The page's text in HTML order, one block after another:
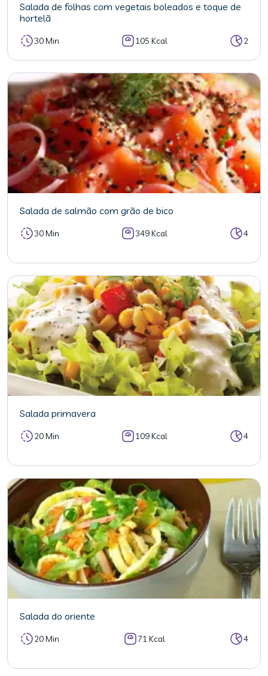
Salada de folhas com vegetais boleados e toque de
hortelã
30 Min 105 Kcal 2
Salada de salmão com grão de bico
30 Min 349 Kcal 4
Salada primavera
20 Min 109 Kcal 4
Salada do oriente
20 Min 71 Kcal 4